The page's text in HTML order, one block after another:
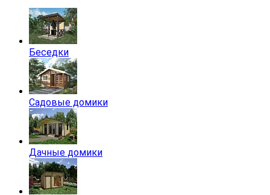
Беседки
Садовые домики
Дачные домики